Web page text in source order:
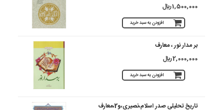
1,500,000 ريال
افزودن به سبد خرید
بر مدار نور ، معارف
2,000,000 ريال
افزودن به سبد خرید
تاریخ تحلیلی صدر اسلام،نصیری،و2،معارف